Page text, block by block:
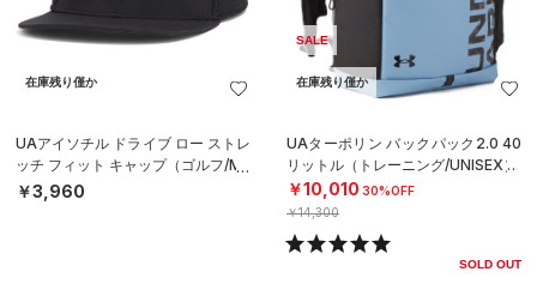
在庫残り僅か
UAアイソチル ドライブ ロー ストレ
ッチ フィット キャップ（ゴルフ/ME
N）
￥3,960
SALE
在庫残り僅か
UAターポリン バックパック2.0 40
リットル（トレーニング/UNISEX）
￥10,010 30%OFF
￥14,300
SOLD OUT